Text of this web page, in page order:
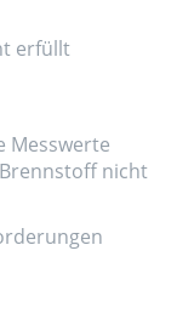
erfüllt
Messwerte
nicht